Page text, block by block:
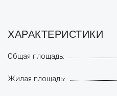
ХАРАКТЕРИСТИКИ
Общая площадь:
Жилая площадь: